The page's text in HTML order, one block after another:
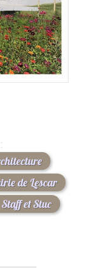
de Lescar
Staff et Stuc